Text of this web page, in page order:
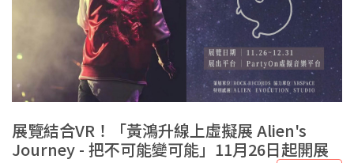
展覽結合VR！「黃鴻升線上虛擬展 Alien's
Journey - 把不可能變可能」11月26日起開展